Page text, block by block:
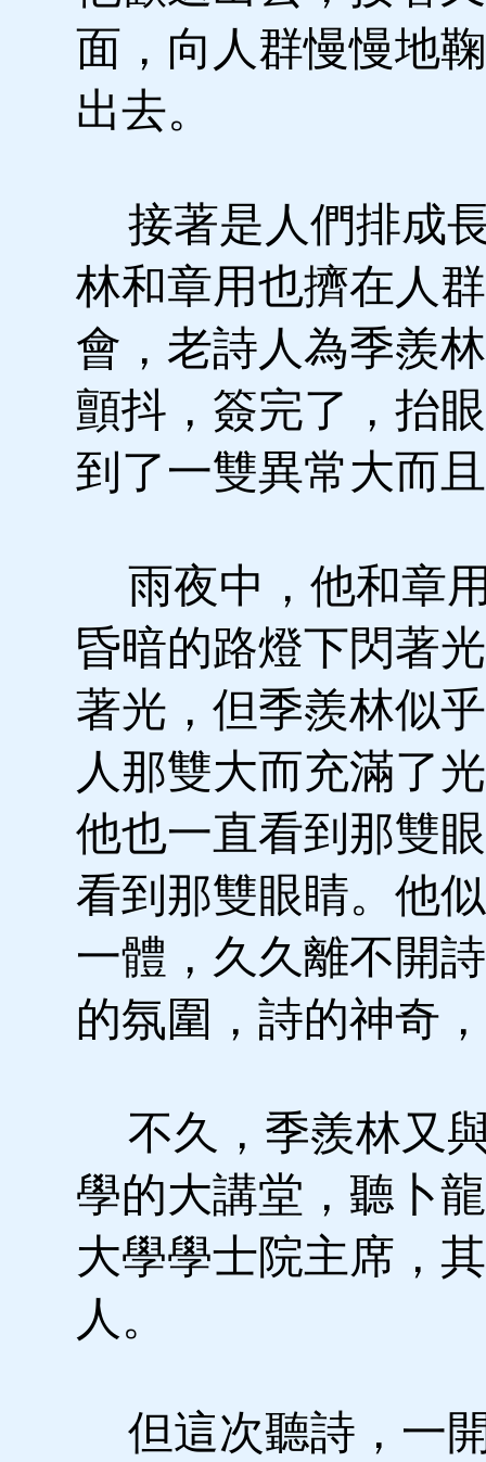
面，向人群慢慢地
出去。
接著是人們排成
林和章用也擠在人
會，老詩人為季羨
顫抖，簽完了，抬
到了一雙異常大而
雨夜中，他和章
昏暗的路燈下閃著
著光，但季羨林似
人那雙大而充滿了
他也一直看到那雙
看到那雙眼睛。他
一體，久久離不開
的氛圍，詩的神奇
不久，季羨林又
學的大講堂，聽卜
大學學士院主席，
人。
但這次聽詩，一